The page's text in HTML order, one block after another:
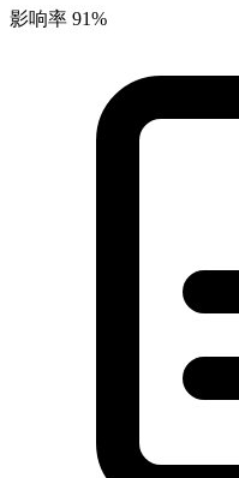
影响率 91%